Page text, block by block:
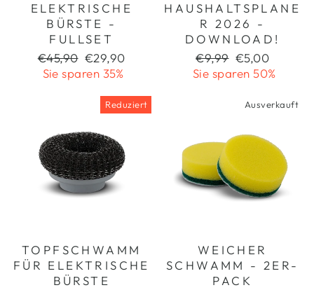
ELEKTRISCHE
BÜRSTE -
FULLSET
Normaler
Preis
€45,90 Sonderpreis
€29,90
Sie sparen 35%
HAUSHALTSPLANE
R 2026 -
DOWNLOAD!
Normaler
Preis
€9,99 Sonderpreis
€5,00
Sie sparen 50%
Reduziert
TOPFSCHWAMM
FÜR ELEKTRISCHE
BÜRSTE
Ausverkauft
WEICHER
SCHWAMM - 2ER-
PACK